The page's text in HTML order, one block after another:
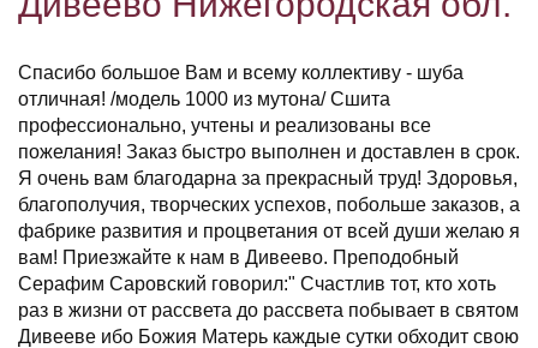
Спасибо большое Вам и всему коллективу - шуба
отличная! /модель 1000 из мутона/ Сшита
профессионально, учтены и реализованы все
пожелания! Заказ быстро выполнен и доставлен в срок.
Я очень вам благодарна за прекрасный труд! Здоровья,
благополучия, творческих успехов, побольше заказов, а
фабрике развития и процветания от всей души желаю я
вам! Приезжайте к нам в Дивеево. Преподобный
Серафим Саровский говорил:" Счастлив тот, кто хоть
раз в жизни от рассвета до рассвета побывает в святом
Дивееве ибо Божия Матерь каждые сутки обходит свою